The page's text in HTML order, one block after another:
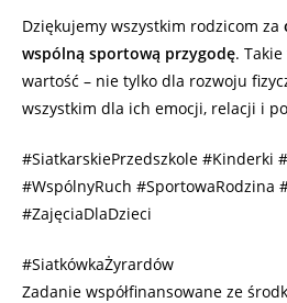
Dziękujemy wszystkim rodzicom za
wspólną sportową przygodę.
wartość – nie tylko dla rozwoju
wszystkim dla ich emocji, relacji i
#SiatkarskiePrzedszkole #Kinderki
#WspólnyRuch #SportowaRodzina
#ZajęciaDlaDzieci
#SiatkówkaŻyrardów
Zadanie współfinansowane ze